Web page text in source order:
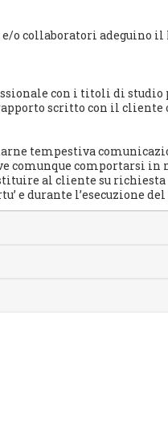
o collaboratori adeguino
con i titoli di studio
scritto con il cliente
tempestiva
comunque comportarsi
al cliente su
e durante l’esecuzione